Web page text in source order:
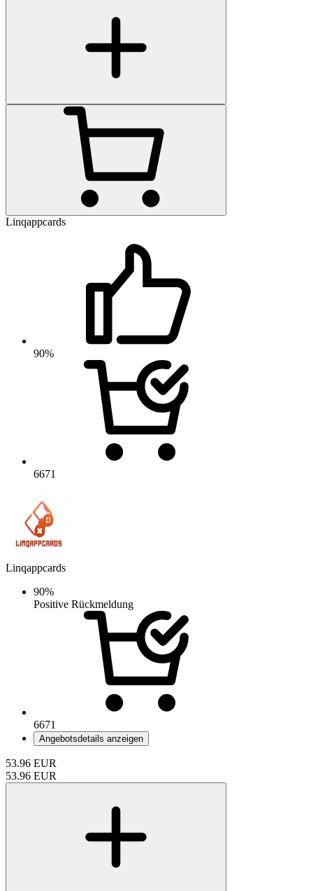
Linqappcards
90%
6671
Linqappcards
90%
Positive Rückmeldung
6671
Angebotsdetails anzeigen
53.96 EUR
53.96 EUR